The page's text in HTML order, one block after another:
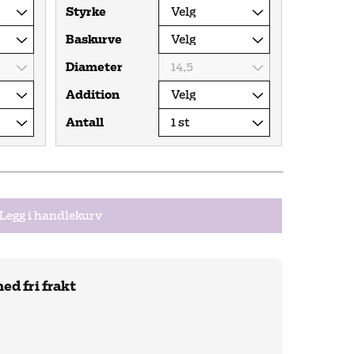
Styrke
Baskurve
Diameter
Addition
Antall
Legg i handlekurv
fri frakt